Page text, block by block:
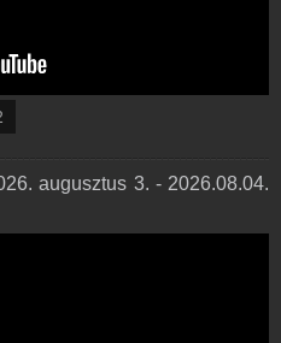
augusztus 3. - 2026.08.04.